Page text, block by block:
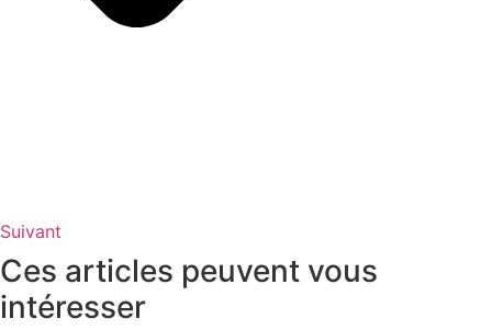
Suivant
Ces articles peuvent vous
intéresser